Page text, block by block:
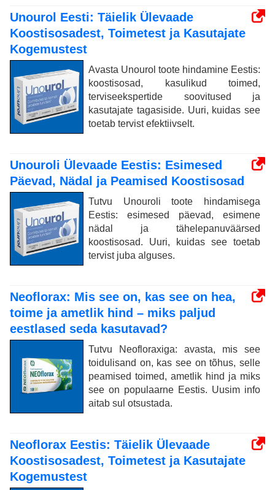
Unourol Eesti: Täielik Ülevaade
Koostisosadest, Toimetest ja Kasutajate
Kogemustest
Avasta Unourol toote hindamine Eestis:
koostisosad, kasulikud toimed,
terviseekspertide soovitused ja
kasutajate tagasiside. Uuri, kuidas see
toetab tervist efektiivselt.
Unouroli Ülevaade Eestis: Esimesed
Päevad, Nädal ja Peamised Koostisosad
Tutvu Unouroli toote hindamisega
Eestis: esimesed päevad, esimene
nädal ja tähelepanuväärsed
koostisosad. Uuri, kuidas see toetab
tervist juba alguses.
Neoflorax: Mis see on, kas see on hea,
toime ja ametlik hind – miks paljud
eestlased seda kasutavad?
Tutvu Neofloraxiga: avasta, mis see
toidulisand on, kas see on tõhus, selle
peamised toimed, ametlik hind ja miks
see on populaarne Eestis. Uusim info
aitab sul otsustada.
Neoflorax Eestis: Täielik Ülevaade
Koostisosadest, Toimetest ja Kasutajate
Kogemustest